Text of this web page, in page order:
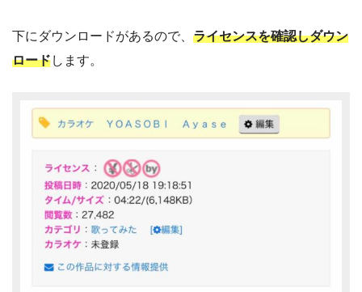
下にダウンロードがあるので、 ライセンスを確認しダウン
ロードします。